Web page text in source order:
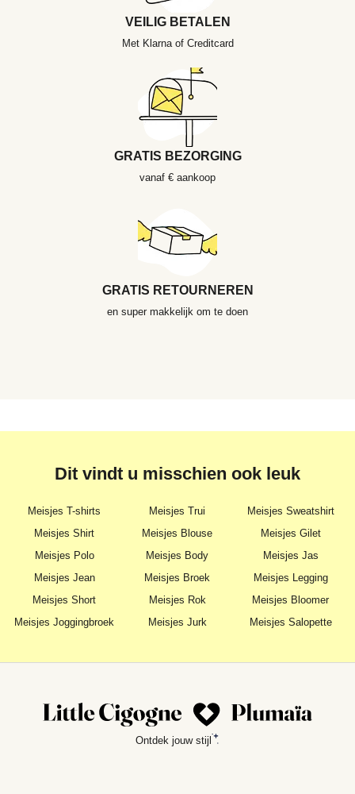
VEILIG BETALEN
Met Klarna of Creditcard
GRATIS BEZORGING
vanaf € aankoop
GRATIS RETOURNEREN
en super makkelijk om te doen
Dit vindt u misschien ook leuk
Meisjes T-shirts Meisjes Trui
Meisjes Sweatshirt
Meisjes Shirt
Meisjes Blouse
Meisjes Gilet
Meisjes Polo
Meisjes Body
Meisjes Jas
Meisjes Jean
Meisjes Broek
Meisjes Legging
Meisjes Short
Meisjes Rok
Meisjes Bloomer
Meisjes Joggingbroek
Meisjes Jurk Meisjes Salopette
Ontdek jouw stijl